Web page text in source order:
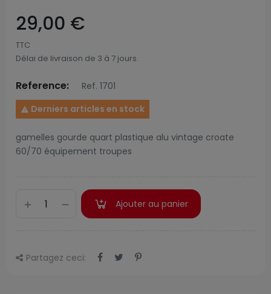
29,00 €
TTC
Délai de livraison de 3 à 7 jours.
Reference: Ref. 1701
 Derniers articles en stock
gamelles gourde quart plastique alu vintage croate
60/70 équipement troupes
Ajouter au panier
Partagez ceci: